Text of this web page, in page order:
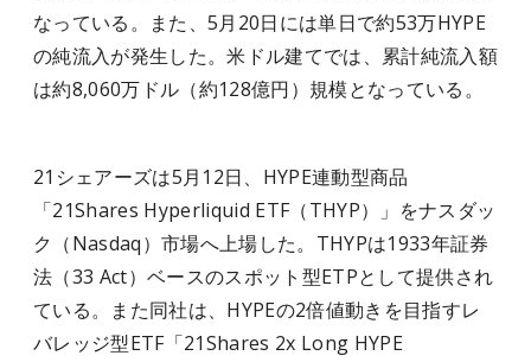
なっている。また、5月20日には単日で約53万HYPE
の純流入が発生した。米ドル建てでは、累計純流入額
は約8,060万ドル（約128億円）規模となっている。
21シェアーズは5月12日、HYPE連動型商品
「21Shares Hyperliquid ETF（THYP）」をナスダッ
ク（Nasdaq）市場へ上場した。THYPは1933年証券
法（33 Act）ベースのスポット型ETPとして提供され
ている。また同社は、HYPEの2倍値動きを目指すレ
バレッジ型ETF「21Shares 2x Long HYPE